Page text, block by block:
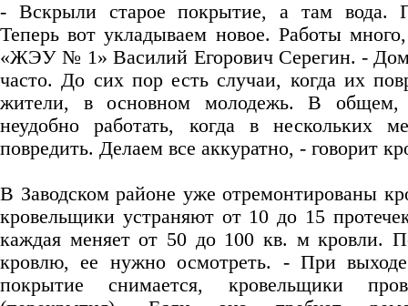
- Вскрыли старое покрытие, а там вода.
Теперь вот укладываем новое. Работы
«ЖЭУ № 1» Василий Егорович Серегин. -
часто. До сих пор есть случаи, когда их
жители, в основном молодежь. В
неудобно работать, когда в нескольких
повредить. Делаем все аккуратно, - говорит
В Заводском районе уже отремонтированы
кровельщики устраняют от 10 до 15
каждая меняет от 50 до 100 кв. м кровли.
кровлю, ее нужно осмотреть. - При
покрытие снимается, кровельщики